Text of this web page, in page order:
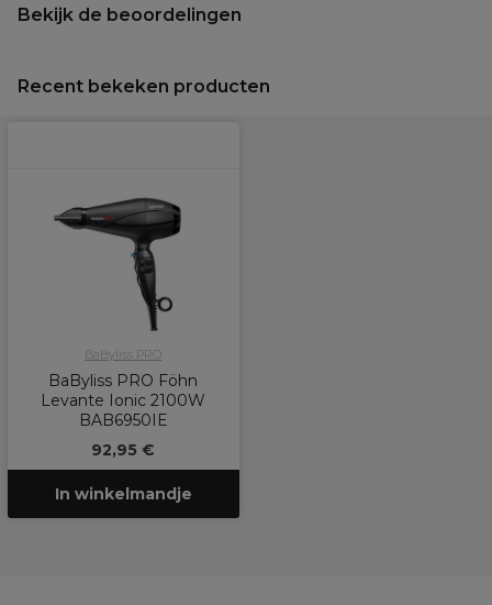
Bekijk de beoordelingen
Recent bekeken producten
BaByliss PRO
BaByliss PRO Föhn
Levante Ionic 2100W
BAB6950IE
92,95 €
In winkelmandje